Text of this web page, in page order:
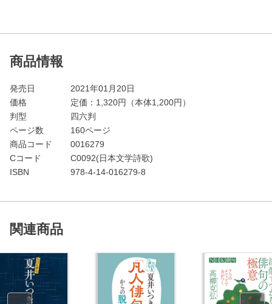
商品情報
発売日
2021年01月20日
価格
定価： 1,320円（本体1,200円）
判型
四六判
ページ数
160ページ
商品コード
0016279
Cコード
C0092(日本文学詩歌)
ISBN
978-4-14-016279-8
関連商品